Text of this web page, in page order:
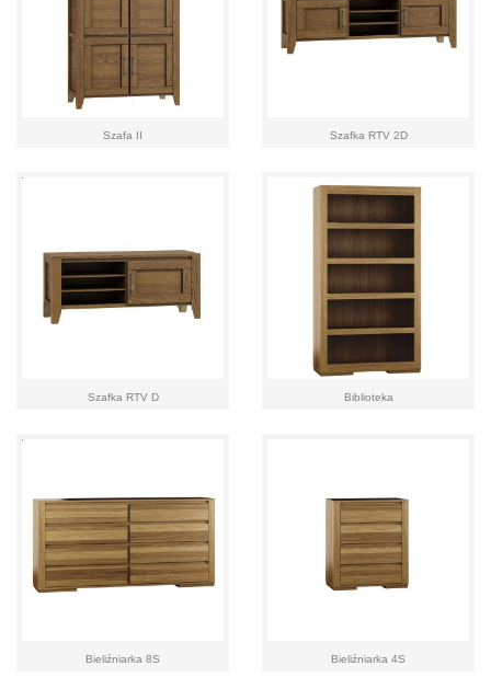
Szafa II Szafka RTV 2D
Szafka RTV D Biblioteka
Bieliźniarka 8S Bieliźniarka 4S